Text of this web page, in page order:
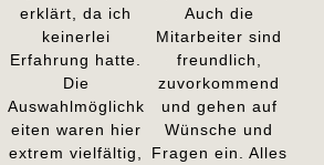
erklärt, da ich
keinerlei
Erfahrung hatte.
Die
Auswahlmöglichk
eiten waren hier
extrem vielfältig,
Auch die
Mitarbeiter sind
freundlich,
zuvorkommend
und gehen auf
Wünsche und
Fragen ein. Alles